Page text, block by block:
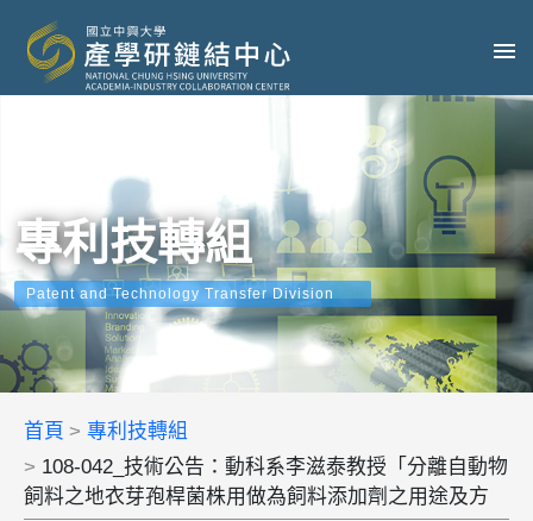
專利技轉組
Patent and Technology Transfer Division
首頁
專利技轉組
108-042_技術公告：動科系李滋泰教授「分離自動物
飼料之地衣芽孢桿菌株用做為飼料添加劑之用途及方